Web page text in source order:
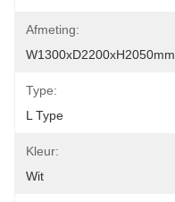
Afmeting:
W1300xD2200xH2050mm
Type:
L Type
Kleur:
Wit